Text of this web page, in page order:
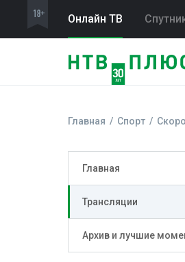
Онлайн ТВ
Главная Спорт
Главная
Трансляции
Архив и лучшие